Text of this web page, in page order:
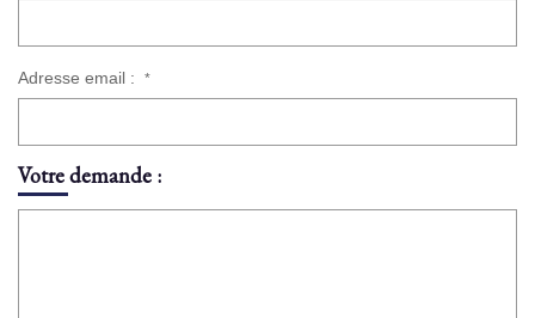
Adresse email : *
Votre demande :